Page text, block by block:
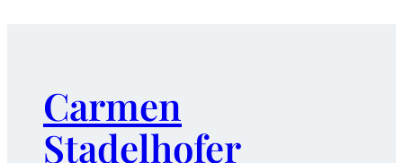
Carmen
Stadelhofer